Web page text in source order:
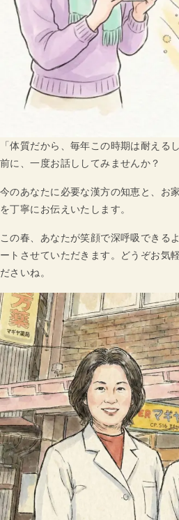
「体質だから、毎年この時期は耐える
前に、一度お話ししてみませんか？
今のあなたに必要な漢方の知恵と、お
を丁寧にお伝えいたします。
この春、あなたが笑顔で深呼吸できる
ートさせていただきます。どうぞお気
ださいね。